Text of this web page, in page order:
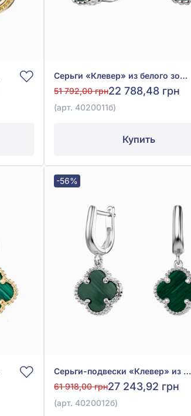
Серьги «Клевер» из белого золота 585° с зелёным малахитом, арт. 4020011б
51 792,00 грн22 788,48 грн
(арт. 4020011б)
Купить
-56%
Серьги-подвески «Клевер» из белого золота 585° с зелёным малахитом, арт. 4020012б
61 918,00 грн27 243,92 грн
(арт. 4020012б)